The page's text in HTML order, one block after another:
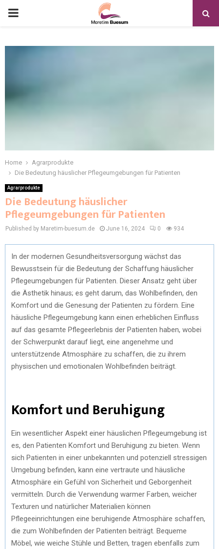
Home
Agrarprodukte
Die Bedeutung häuslicher Pflegeumgebungen für Patienten
Agrarprodukte
Die Bedeutung häuslicher
Pflegeumgebungen für Patienten
Published by Maretim-buesum.de June 16, 2024 0 934
In der modernen Gesundheitsversorgung wächst das
Bewusstsein für die Bedeutung der Schaffung häuslicher
Pflegeumgebungen für Patienten. Dieser Ansatz geht über
die Ästhetik hinaus; es geht darum, das Wohlbefinden, den
Komfort und die Genesung der Patienten zu fördern. Eine
häusliche Pflegeumgebung kann einen erheblichen Einfluss
auf das gesamte Pflegeerlebnis der Patienten haben, wobei
der Schwerpunkt darauf liegt, eine angenehme und
unterstützende Atmosphäre zu schaffen, die zu ihrem
physischen und emotionalen Wohlbefinden beiträgt.
Komfort und Beruhigung
Ein wesentlicher Aspekt einer häuslichen Pflegeumgebung ist
es, den Patienten Komfort und Beruhigung zu bieten. Wenn
sich Patienten in einer unbekannten und potenziell stressigen
Umgebung befinden, kann eine vertraute und häusliche
Atmosphäre ein Gefühl von Sicherheit und Geborgenheit
vermitteln. Durch die Verwendung warmer Farben, weicher
Texturen und natürlicher Materialien können
Pflegeeinrichtungen eine beruhigende Atmosphäre schaffen,
die zum Wohlbefinden der Patienten beiträgt. Bequeme
Möbel, wie weiche Stühle und Betten, tragen ebenfalls zum